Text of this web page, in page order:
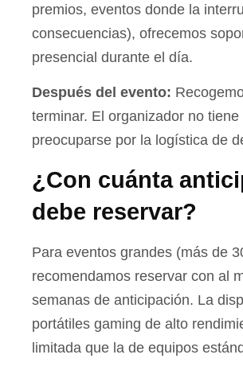
premios, eventos donde la
consecuencias), ofrecemos
presencial durante el día.
Después del evento:
terminar. El organizador no tiene
preocuparse por la logística de
¿Con cuánta
debe reservar?
Para eventos grandes (más de
recomendamos reservar con al
semanas de anticipación. La
portátiles gaming de alto
limitada que la de equipos